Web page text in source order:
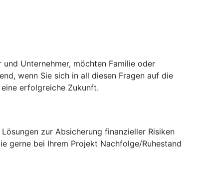
Unternehmer, möchten Familie oder
wenn Sie sich in all diesen Fragen auf die
erfolgreiche Zukunft.
zur Absicherung finanzieller Risiken
gerne bei Ihrem Projekt Nachfolge/Ruhestand